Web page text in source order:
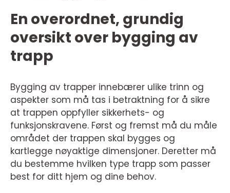
En overordnet, grundig
oversikt over bygging av
trapp
Bygging av trapper innebærer ulike trinn og
aspekter som må tas i betraktning for å sikre
at trappen oppfyller sikkerhets- og
funksjonskravene. Først og fremst må du måle
området der trappen skal bygges og
kartlegge nøyaktige dimensjoner. Deretter må
du bestemme hvilken type trapp som passer
best for ditt hjem og dine behov.